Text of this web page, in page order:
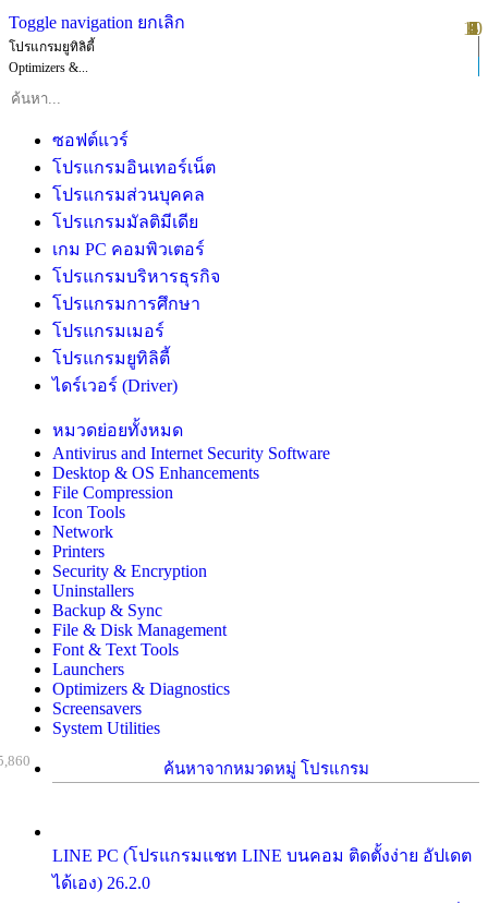
Toggle navigation ยกเลิก
โปรแกรมยูทิลิตี้
Optimizers &...
ซอฟต์แวร์
โปรแกรมอินเทอร์เน็ต
โปรแกรมส่วนบุคคล
โปรแกรมมัลติมีเดีย
เกม PC คอมพิวเตอร์
โปรแกรมบริหารธุรกิจ
โปรแกรมการศึกษา
โปรแกรมเมอร์
โปรแกรมยูทิลิตี้
ไดร์เวอร์ (Driver)
หมวดย่อยทั้งหมด
Antivirus and Internet Security Software
Desktop & OS Enhancements
File Compression
Icon Tools
Network
Printers
Security & Encryption
Uninstallers
Backup & Sync
File & Disk Management
Font & Text Tools
Launchers
Optimizers & Diagnostics
Screensavers
System Utilities
ค้นหาจากหมวดหมู่ โปรแกรม
LINE PC (โปรแกรมแชท LINE บนคอม ติดตั้งง่าย อัปเดต
ได้เอง) 26.2.0
1
2
3
4
5
6
7
8
9
10